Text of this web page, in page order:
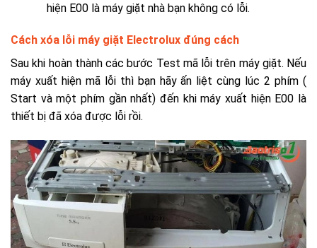
hiện E00 là máy giặt nhà bạn không có lỗi.
Cách xóa lỗi máy giặt Electrolux đúng cách
Sau khi hoàn thành các bước Test mã lỗi trên máy giặt. Nếu
máy xuất hiện mã lỗi thì bạn hãy ấn liệt cùng lúc 2 phím (
Start và một phím gần nhất) đến khi máy xuất hiện E00 là
thiết bị đã xóa được lỗi rồi.